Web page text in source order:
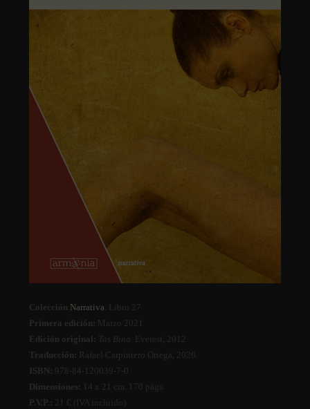
Colección Narrativa . Libro 27
Primera edición:
Marzo 2021
Edición original:
Tas Bina
. Everest, 2012
Traducción:
Rafael Carpintero Ortega, 2020.
ISBN:
978-84-120039-7-0
Dimensiones:
14 x 21 cm. 170 págs.
P.V.P.: 21 € (IVA incluido)